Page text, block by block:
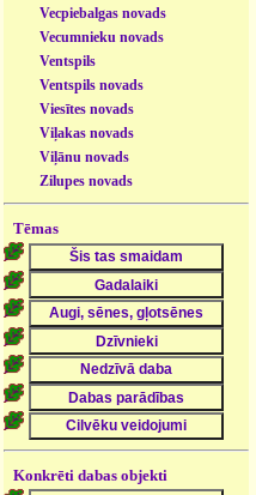
Vecpiebalgas novads
Vecumnieku novads
Ventspils
Ventspils novads
Viesītes novads
Viļakas novads
Viļānu novads
Zilupes novads
Tēmas
Konkrēti dabas objekti